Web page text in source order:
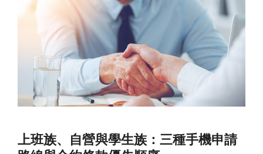
上班族、自營與學生族：三種手機申請